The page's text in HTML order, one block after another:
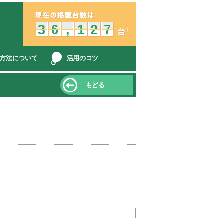
3
2
3 6
5
6 ,
, 1
1 2
1
2 7
6
7
法について 活用のコツ
もどる